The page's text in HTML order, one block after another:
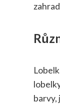
barvy,